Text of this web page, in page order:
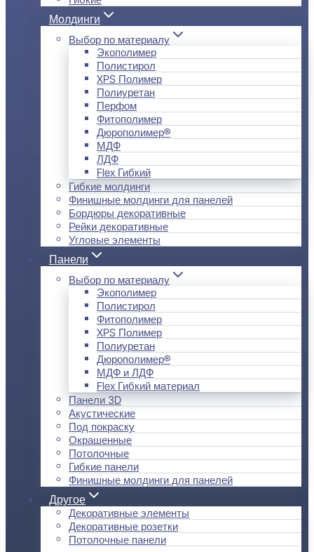
Молдинги
Выбор по материалу
Экополимер
Полистирол
XPS Полимер
Полиуретан
Перфом
Фитополимер
Дюрополимер®
МДФ
ЛДФ
Flex Гибкий
Гибкие молдинги
Финишные молдинги для панелей
Бордюры декоративные
Рейки декоративные
Угловые элементы
Панели
Выбор по материалу
Экополимер
Полистирол
Фитополимер
XPS Полимер
Полиуретан
Дюрополимер®
МДФ и ЛДФ
Flex Гибкий материал
Панели 3D
Акустические
Под покраску
Окрашенные
Потолочные
Гибкие панели
Финишные молдинги для панелей
Другое
Декоративные элементы
Декоративные розетки
Потолочные панели